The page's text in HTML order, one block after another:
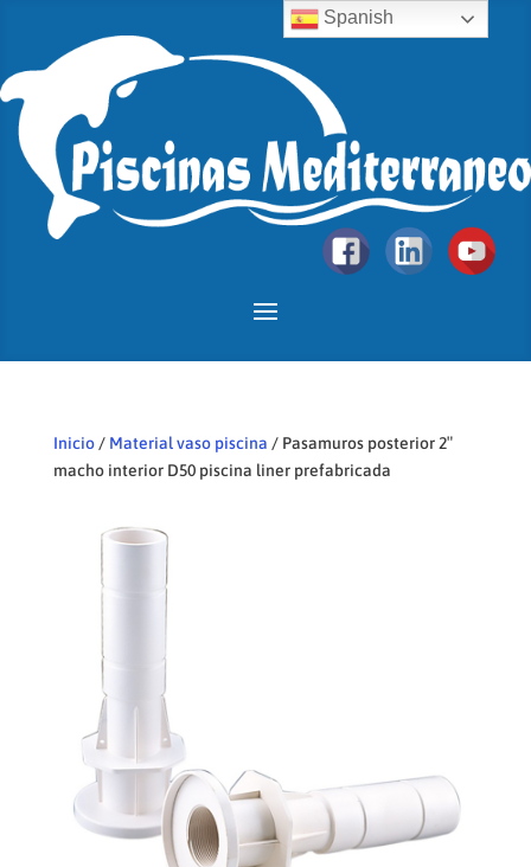
Inicio/ Material vaso piscina / Pasamuros posterior 2″
macho interior D50 piscina liner prefabricada
Spanish